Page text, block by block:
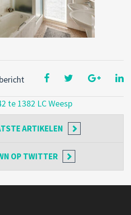
te 1382 LC Weesp
ARTIKELEN
OP TWITTER